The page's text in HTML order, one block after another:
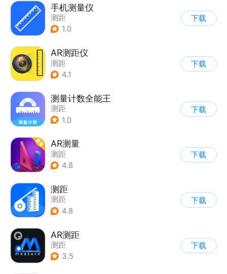
手机测量仪
测距
1.0
下载
AR测距仪
测距
4.1
下载
测量计数全能王
测距
1.0
下载
AR测量
测距
4.8
下载
测距
测距
4.8
下载
AR测距
测距
3.5
下载